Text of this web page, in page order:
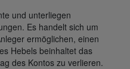
und unterliegen
Es handelt sich um
ermöglichen, einen
Hebels beinhaltet das
des Kontos zu verlieren.